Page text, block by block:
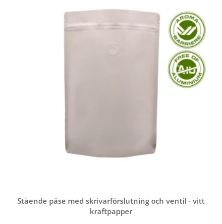
Stående påse med skrivarförslutning och ventil - vitt
kraftpapper